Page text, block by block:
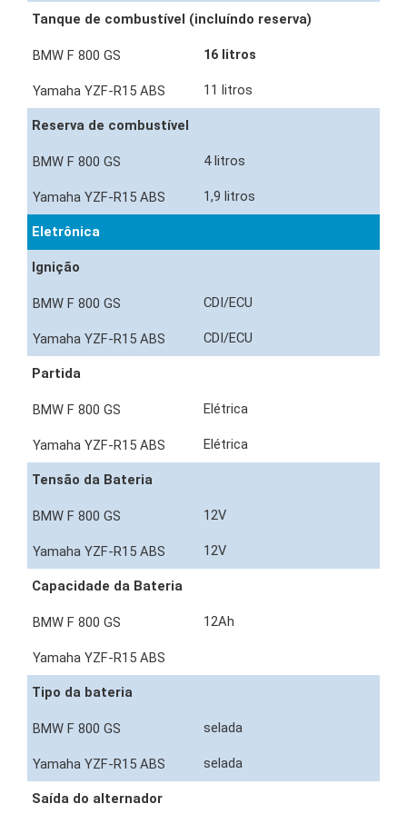
Tanque de combustível (incluíndo reserva)
16 litros
11 litros
Reserva de combustível
4 litros
1,9 litros
Eletrônica
Ignição
CDI/ECU
CDI/ECU
Partida
Elétrica
Elétrica
Tensão da Bateria
12V
12V
Capacidade da Bateria
12Ah
Tipo da bateria
selada
selada
Saída do alternador